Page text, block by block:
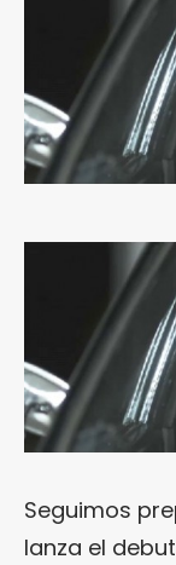
Seguimos
lanza el